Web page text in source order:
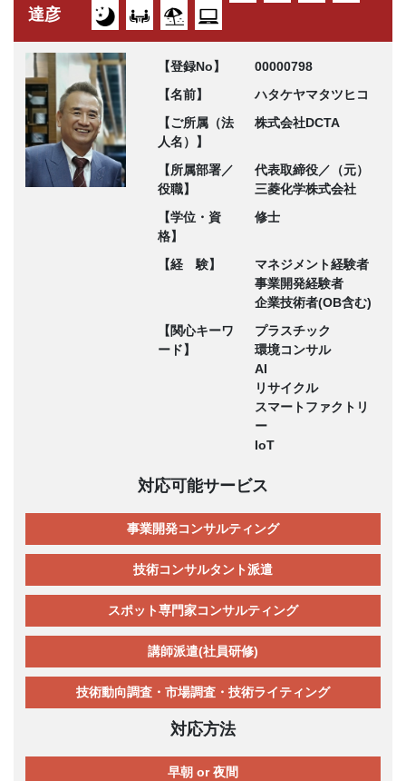
達彦
【登録No】
00000798
【名前】
ハタケヤマタツヒコ
【ご所属（法
人名）】
株式会社DCTA
【所属部署／
役職】
代表取締役／（元）
三菱化学株式会社
【学位・資
格】
修士
【経 験】
マネジメント経験者
事業開発経験者
企業技術者(OB含む)
【関心キーワ
ード】
プラスチック
環境コンサル
AI
リサイクル
スマートファクトリ
ー
IoT
対応可能サービス
事業開発コンサルティング
技術コンサルタント派遣
スポット専門家コンサルティング
講師派遣(社員研修)
技術動向調査・市場調査・技術ライティング
対応方法
早朝 or 夜間